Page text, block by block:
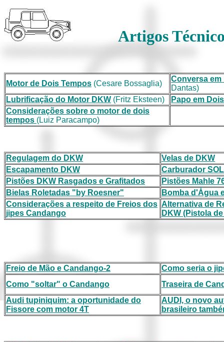
Artigos
Motor de Dois Tempos (Cesare Bossaglia)
Conversa em
Dantas)
Lubrificação do Motor DKW (Fritz Eksteen)
Papo em
Considerações sobre o motor de dois
tempos (Luiz Paracampo)
Regulagem do DKW
Velas de DKW
Escapamento DKW
Carburador
Pistões DKW Rasgados e Grafitados
Pistões Mahle
Bielas Roletadas "by Roesner"
Bomba d'Água
Considerações a respeito de Freios dos
jipes Candango
Alternativa de
DKW (Pistola
Freio de Mão e Candango-2
Como seria o
Como "soltar" o Candango
Traseira de
Audi tupiniquim: a oportunidade do
Fissore com motor 4T
AUDI, o novo
brasileiro